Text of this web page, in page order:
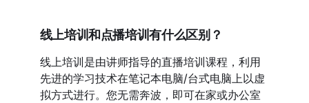
线上培训和点播培训有什么区别？
线上培训 是由讲师指导的直播培训课程，利用
先进的学习技术在笔记本电脑/台式电脑上以虚
拟方式进行。您无需奔波，即可在家或办公室